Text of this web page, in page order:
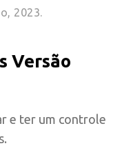
2023.
Versão
e ter um controle